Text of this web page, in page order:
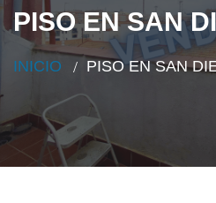
PISO EN SAN
INICIO PISO EN SAN